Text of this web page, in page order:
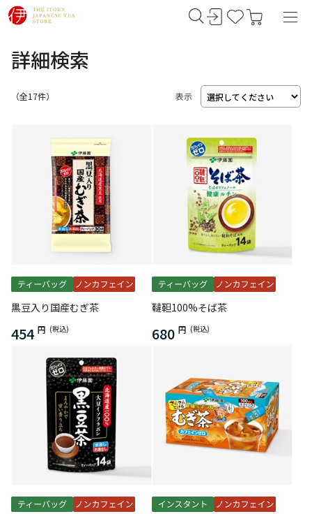
詳細検索
表示
（ 17件）
黒豆入り国産むぎ茶
454 円 (税込)
韃靼100%そば茶
680 円 (税込)